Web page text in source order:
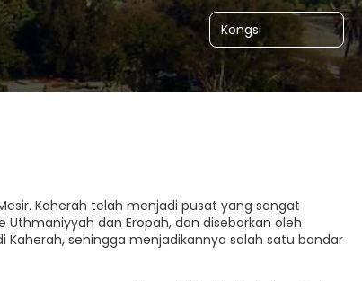
Kongsi
Kaherah telah menjadi pusat yang sangat
dan Eropah, dan disebarkan oleh
sehingga menjadikannya salah satu bandar